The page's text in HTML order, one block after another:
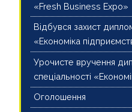
«Fresh Business Expo»
Відбувся захист
«Економіка
Урочисте вручення
спеціальності
Оголошення